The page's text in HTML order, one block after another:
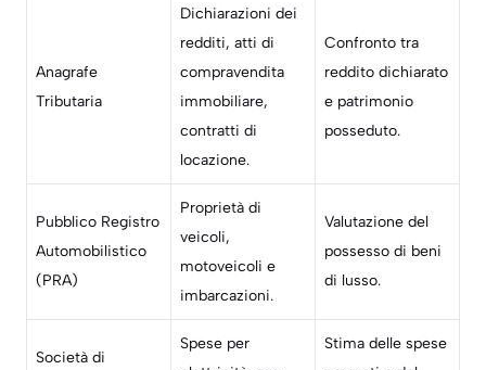
Anagrafe
Tributaria
Dichiarazioni dei
redditi, atti di
compravendita
immobiliare,
contratti di
locazione.
Confronto tra
reddito dichiarato
e patrimonio
posseduto.
Pubblico Registro
Automobilistico
(PRA)
Proprietà di
veicoli,
motoveicoli e
imbarcazioni.
Valutazione del
possesso di beni
di lusso.
Società di
Spese per
Stima delle spese